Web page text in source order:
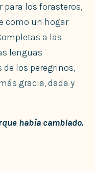
para los forasteros,
como un hogar
a las
lenguas
los peregrinos,
gracia, dada y
había cambiado.